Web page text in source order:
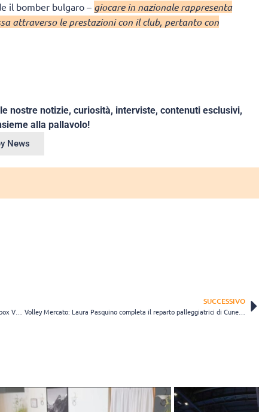
il bomber bulgaro – giocare in nazionale rappresenta
attraverso le prestazioni con il club, pertanto con
nostre notizie, curiosità, interviste, contenuti esclusivi,
alla pallavolo!
News
SUCCESSIVO
Volley Mercato: Laura Pasquino completa il reparto palleggiatrici di Cuneo Granda